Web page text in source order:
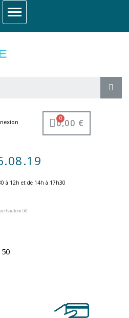
0,00 €
à 12h et de 14h à 17h30
hauteur 50